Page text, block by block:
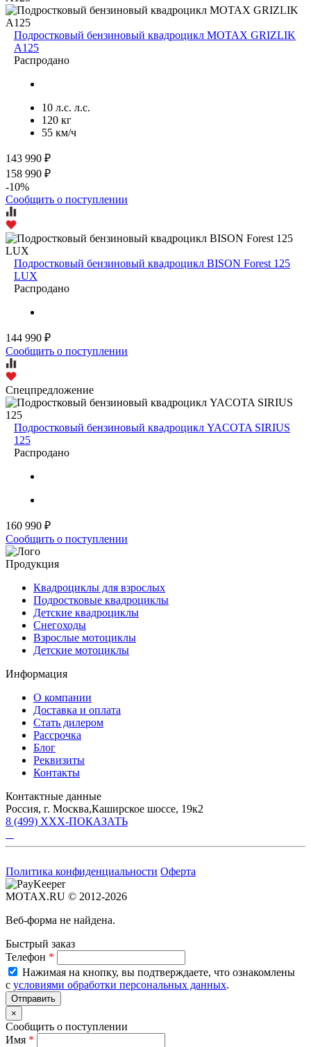
Подростковый бензиновый квадроцикл MOTAX GRIZLIK
A125
Распродано
10 л.с. л.с.
120 кг
55 км/ч
143 990 ₽
158 990 ₽
-10%
Сообщить о поступлении
Подростковый бензиновый квадроцикл BISON Forest 125
LUX
Распродано
144 990 ₽
Сообщить о поступлении
Спецпредложение
Подростковый бензиновый квадроцикл YACOTA SIRIUS
125
Распродано
160 990 ₽
Сообщить о поступлении
Продукция
Квадроциклы для взрослых
Подростковые квадроциклы
Детские квадроциклы
Снегоходы
Взрослые мотоциклы
Детские мотоциклы
Информация
О компании
Доставка и оплата
Стать дилером
Рассрочка
Блог
Реквизиты
Контакты
Контактные данные
Россия, г. Москва,Каширское шоссе, 19к2
8 (499) XXX-ПОКАЗАТЬ
Политика конфиденциальности Оферта
MOTAX.RU © 2012-2026
Веб-форма не найдена.
Быстрый заказ
Телефон *
Нажимая на кнопку, вы подтверждаете, что ознакомлены
с условиями обработки персональных данных.
×
Сообщить о поступлении
Имя *